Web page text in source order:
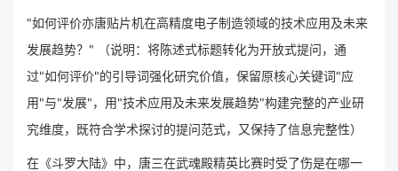
"如何评价亦唐贴片机在高精度电子制造领域的技术应用及未来
发展趋势？" （说明：将陈述式标题转化为开放式提问，通
过"如何评价"的引导词强化研究价值，保留原核心关键词"应
用"与"发展"，用"技术应用及未来发展趋势"构建完整的产业研
究维度，既符合学术探讨的提问范式，又保持了信息完整性）
在《斗罗大陆》中，唐三在武魂殿精英比赛时受了伤是在哪一